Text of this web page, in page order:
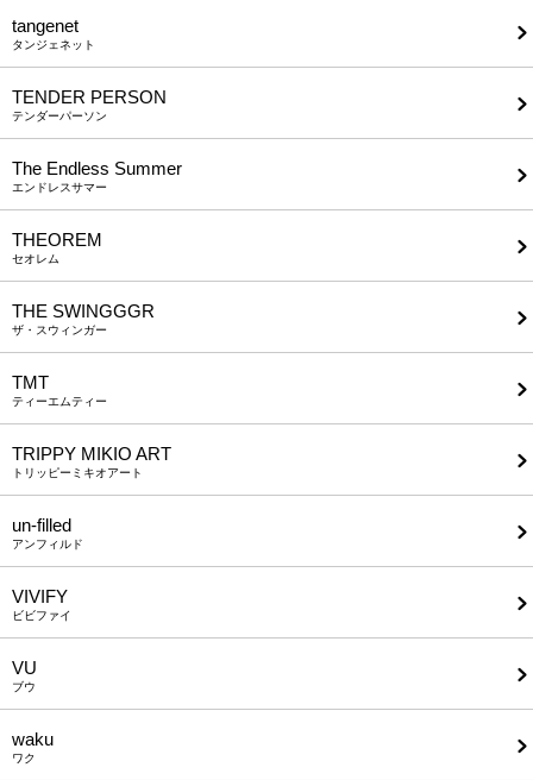
tangenet
タンジェネット
TENDER PERSON
テンダーパーソン
The Endless Summer
エンドレスサマー
THEOREM
セオレム
THE SWINGGGR
ザ・スウィンガー
TMT
ティーエムティー
TRIPPY MIKIO ART
トリッピーミキオアート
un-filled
アンフィルド
VIVIFY
ビビファイ
VU
ブウ
waku
ワク